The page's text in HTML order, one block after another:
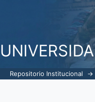
Repositorio Institucional →